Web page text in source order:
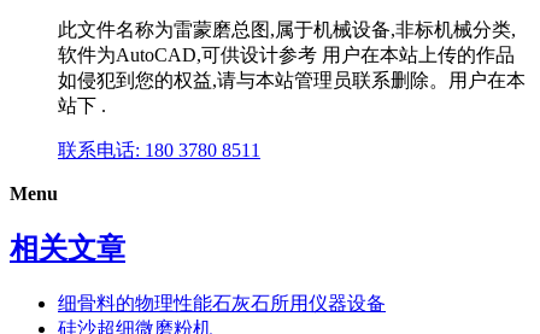
此文件名称为雷蒙磨总图,属于机械设备,非标机械分类,
软件为AutoCAD,可供设计参考 用户在本站上传的作品
如侵犯到您的权益,请与本站管理员联系删除。用户在本
站下 .
联系电话: 180 3780 8511
Menu
相关文章
细骨料的物理性能石灰石所用仪器设备
硅沙超细微磨粉机